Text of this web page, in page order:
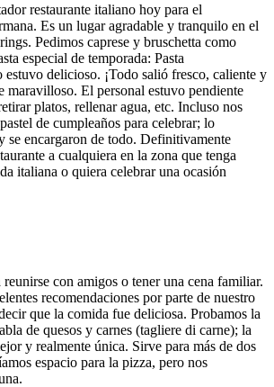
restaurante italiano hoy para el
Es un lugar agradable y tranquilo en el
Pedimos caprese y bruschetta como
especial de temporada: Pasta
delicioso. ¡Todo salió fresco, caliente y
El personal estuvo pendiente
platos, rellenar agua, etc. Incluso nos
de cumpleaños para celebrar; lo
se encargaron de todo. Definitivamente
a cualquiera en la zona que tenga
italiana o quiera celebrar una ocasión
con amigos o tener una cena familiar.
recomendaciones por parte de nuestro
que la comida fue deliciosa. Probamos la
de quesos y carnes (tagliere di carne); la
y realmente única. Sirve para más de dos
espacio para la pizza, pero nos